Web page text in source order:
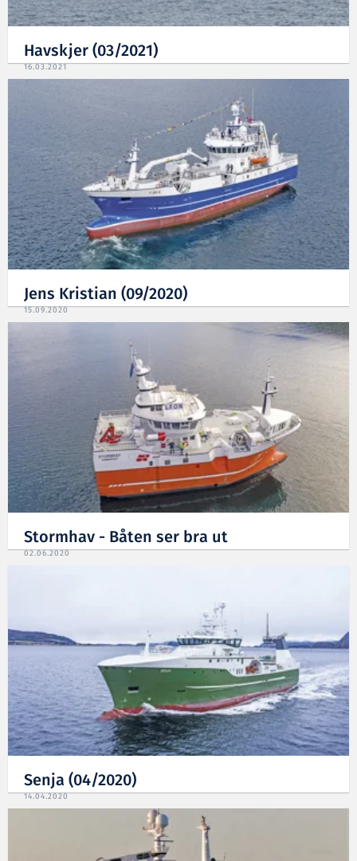
Havskjer (03/2021)
16.03.2021
Jens Kristian (09/2020)
15.09.2020
Stormhav - Båten ser bra ut
02.06.2020
Senja (04/2020)
14.04.2020